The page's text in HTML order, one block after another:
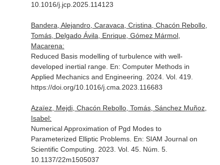
10.1016/j.jcp.2025.114123
Bandera, Alejandro, Caravaca, Cristina, Chacón Rebollo,
Tomás, Delgado Ávila, Enrique, Gómez Mármol,
Macarena:
Reduced Basis modelling of turbulence with well-
developed inertial range. En: Computer Methods in
Applied Mechanics and Engineering . 2024. Vol. 419.
https://doi.org/10.1016/j.cma.2023.116683
Azaïez, Mejdi, Chacón Rebollo, Tomás, Sánchez Muñoz,
Isabel:
Numerical Approximation of Pgd Modes to
Parameterized Elliptic Problems. En: SIAM Journal on
Scientific Computing . 2023. Vol. 45. Núm. 5.
10.1137/22m1505037